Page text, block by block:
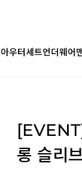
아우터세트언더웨어
롱 슬리